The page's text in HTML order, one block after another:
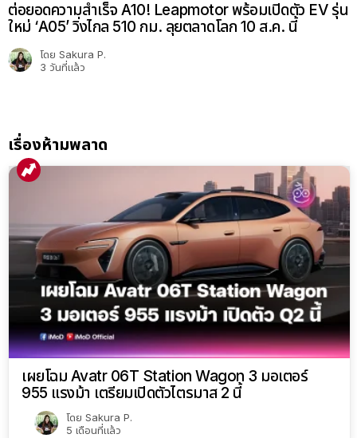
ต่อยอดความสำเร็จ A10! Leapmotor พร้อมเปิดตัว EV รุ่น
ใหม่ ‘A05’ วิ่งไกล 510 กม. ลุยตลาดโลก 10 ส.ค. นี้
โดย Sakura P.
3 วันที่แล้ว
เรื่องห้ามพลาด
เผยโฉม Avatr 06T Station Wagon 3 มอเตอร์
955 แรงม้า เตรียมเปิดตัวไตรมาส 2 นี้
โดย Sakura P.
5 เดือนที่แล้ว